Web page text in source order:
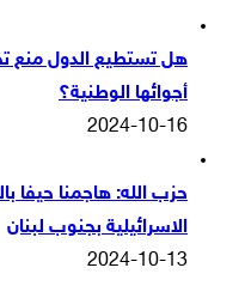
هل تستطيع الدول منع
أجوائها الوطنية؟
2024-10-16
حزب الله: هاجمنا حيفا
الاسرائيلية بجنوب لبنان
2024-10-13